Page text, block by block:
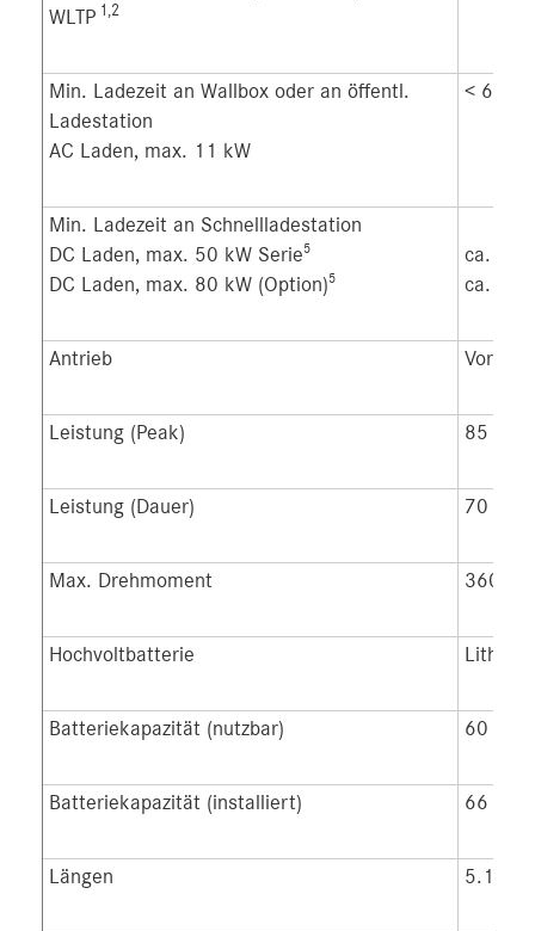
WLTP 1,2
Min. Ladezeit an Wallbox oder an öffentl.
Ladestation
AC Laden, max. 11 kW
< 6,5 h
Min. Ladezeit an Schnellladestation
DC Laden, max. 50 kW Serie5
DC Laden, max. 80 kW (Option)5
ca. 50
ca. 35
Antrieb
Leistung (Peak) 85 kW
Leistung (Dauer) 70 kW
Max. Drehmoment 360
Hochvoltbatterie
Batteriekapazität (nutzbar) 60 kWh
Batteriekapazität (installiert) 66 kWh
Längen 5.140